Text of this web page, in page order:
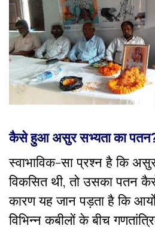
कैसे हुआ असुर सभ्यता का
स्वाभाविक-सा प्रश्न है कि
विकसित थी, तो उसका पतन
कारण यह जान पड़ता है कि
विभिन्न कबीलों के बीच